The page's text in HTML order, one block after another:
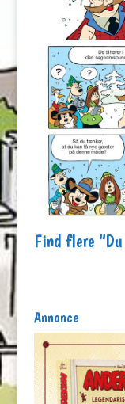
Find flere
Annonce